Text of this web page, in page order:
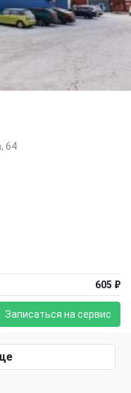
64
605 ₽
Записаться на сервис